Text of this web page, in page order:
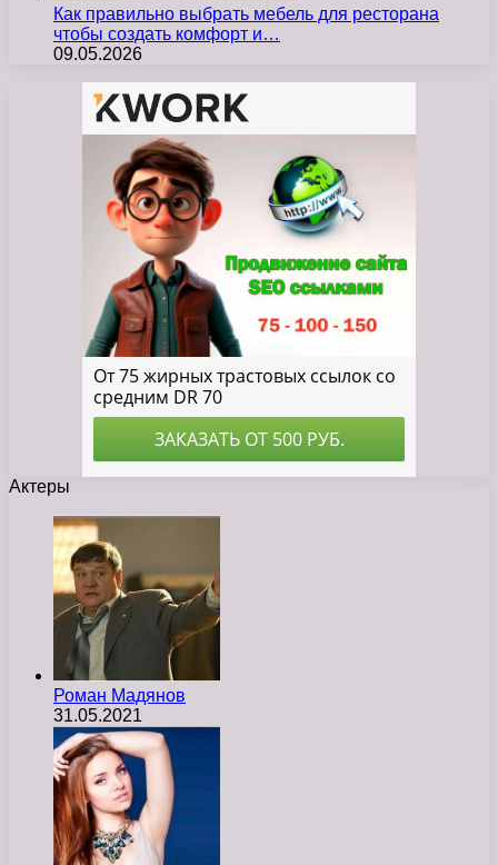
Как правильно выбрать мебель для ресторана
чтобы создать комфорт и…
09.05.2026
Актеры
Роман Мадянов
31.05.2021